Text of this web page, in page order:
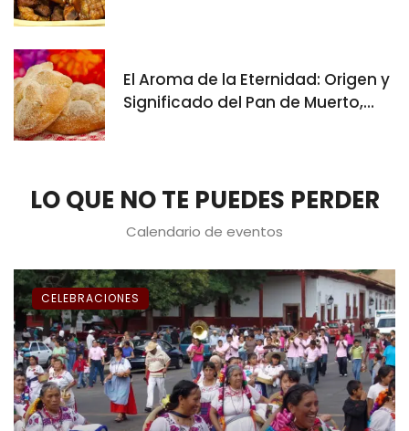
El Aroma de la Eternidad: Origen y
Significado del Pan de Muerto,
LO QUE NO TE PUEDES PERDER
Calendario de eventos
CELEBRACIONES